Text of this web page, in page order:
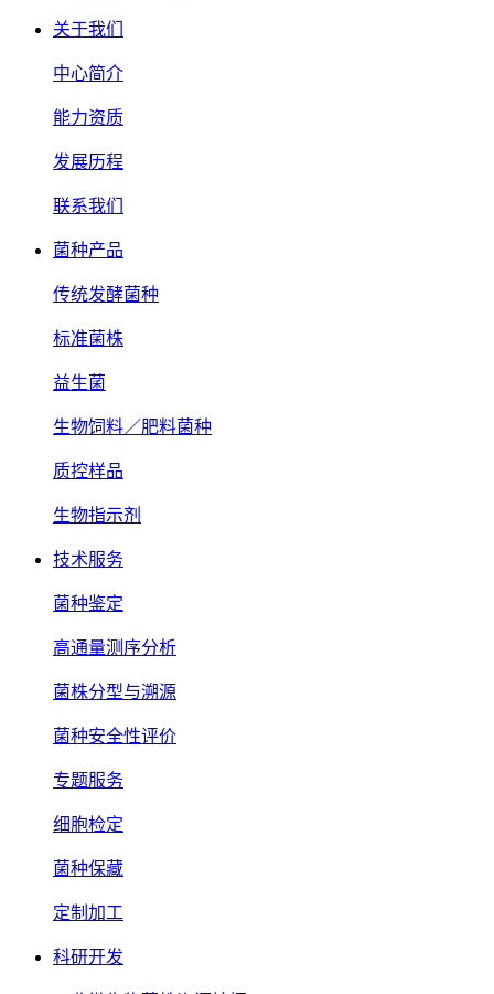
关于我们
中心简介
能力资质
发展历程
联系我们
菌种产品
传统发酵菌种
标准菌株
益生菌
生物饲料／肥料菌种
质控样品
生物指示剂
技术服务
菌种鉴定
高通量测序分析
菌株分型与溯源
菌种安全性评价
专题服务
细胞检定
菌种保藏
定制加工
科研开发